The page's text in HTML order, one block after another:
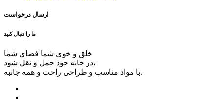
ارسال درخواست
ما را دنبال کنید
خلق و خوی شما فضای شما
در خانه خود حمل و نقل شود،
با مواد مناسب و طراحی راحت و همه جانبه.